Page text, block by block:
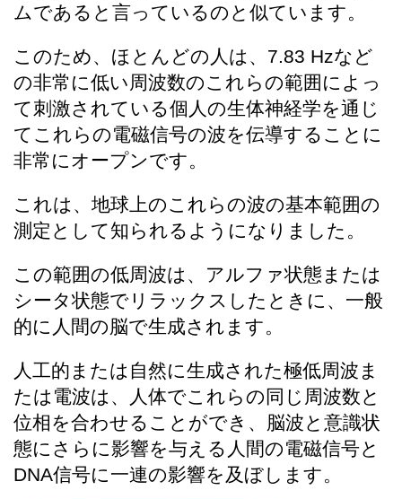
ムであると言っているのと似ています。
このため、ほとんどの人は、 7.83 Hzなど
の非常に低い周波数のこれらの範囲によっ
て刺激されている個人の生体神経学を通じ
てこれらの電磁信号の波を伝導することに
非常にオープンです。
これは、地球上のこれらの波の基本範囲の
測定として知られるようになりました。
この範囲の低周波は、アルファ状態または
シータ状態でリラックスしたときに、一般
的に人間の脳で生成されます。
人工的または自然に生成された極低周波ま
たは電波は、人体でこれらの同じ周波数と
位相を合わせることができ、脳波と意識状
態にさらに影響を与える人間の電磁信号と
DNA信号に一連の影響を及ぼします。